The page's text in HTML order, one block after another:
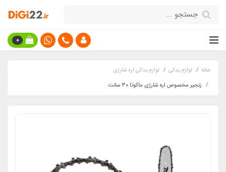
0
خانه لوازم یدکی
لوازم یدکی اره شارژی
زنجیر مخصوص اره شارژی ماکوتا 30 سانت